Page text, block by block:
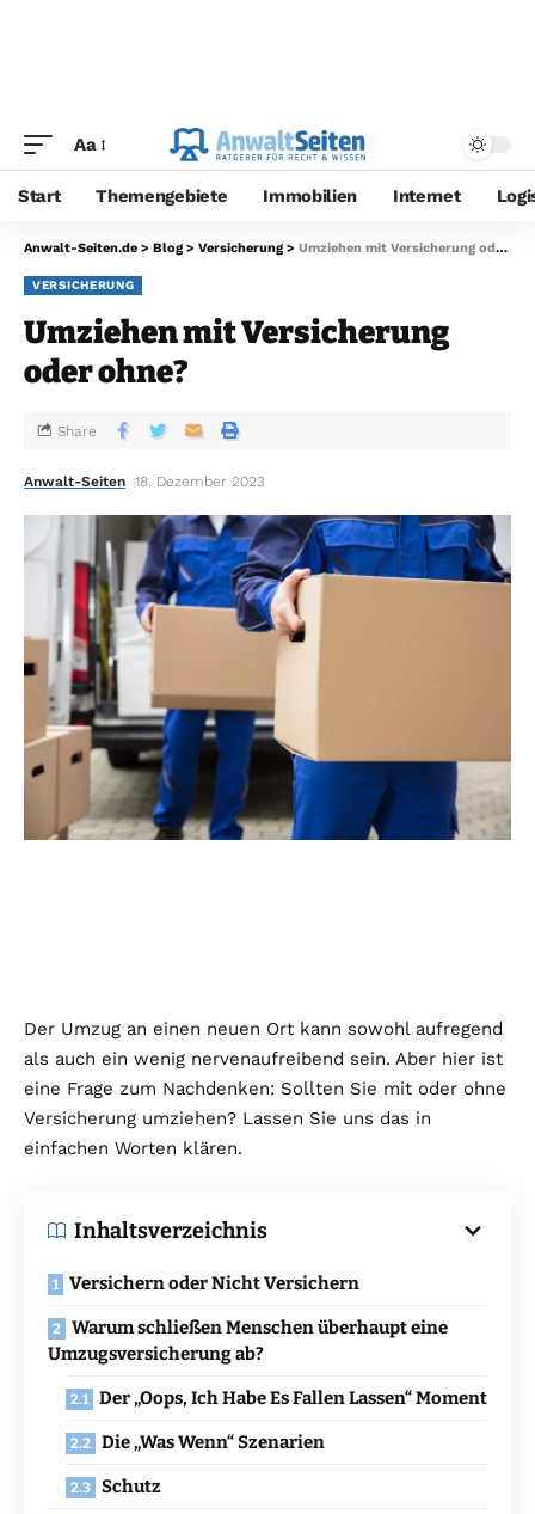
Aa
Start Themengebiete Immobilien Internet
Anwalt-Seiten.de > Blog > Versicherung > Umziehen mit Versicherung oder ohne?
VERSICHERUNG
Umziehen mit Versicherung
oder ohne?
Anwalt-Seiten 18. Dezember 2023
Share
Der Umzug an einen neuen Ort kann sowohl aufregend
als auch ein wenig nervenaufreibend sein. Aber hier ist
eine Frage zum Nachdenken: Sollten Sie mit oder ohne
Versicherung umziehen? Lassen Sie uns das in
einfachen Worten klären.
Inhaltsverzeichnis
Versichern oder Nicht Versichern
Warum schließen Menschen überhaupt eine
Umzugsversicherung ab?
Der „Oops, Ich Habe Es Fallen Lassen“ Moment
Die „Was Wenn“ Szenarien
Schutz